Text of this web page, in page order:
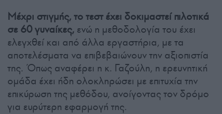
Μέχρι στιγμής, το τεστ έχει δοκιμαστεί πιλοτικά
σε 60 γυναίκες, ενώ η μεθοδολογία του έχει
ελεγχθεί και από άλλα εργαστήρια, με τα
αποτελέσματα να επιβεβαιώνουν την αξιοπιστία
της. Όπως αναφέρει η κ. Γαζούλη, η ερευνητική
ομάδα έχει ήδη ολοκληρώσει με επιτυχία την
επικύρωση της μεθόδου, ανοίγοντας τον δρόμο
για ευρύτερη εφαρμογή της.